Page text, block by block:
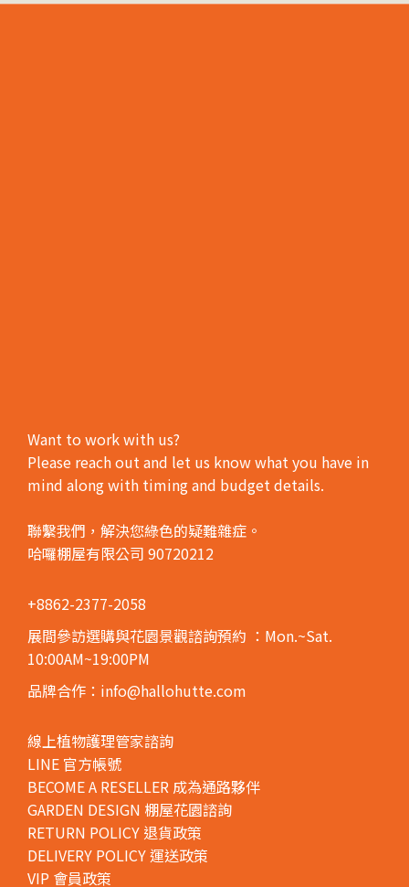
Want to work with us?
Please reach out and let us know what you have in
mind along with timing and budget details.
聯繫我們，解決您綠色的疑難雜症。
哈囉棚屋有限公司 90720212
+8862-2377-2058
展間參訪選購與花園景觀諮詢預約 ：Mon.~Sat.
10:00AM~19:00PM
品牌合作：info@hallohutte.com
線上植物護理管家諮詢
LINE 官方帳號
BECOME A RESELLER 成為通路夥伴
GARDEN DESIGN 棚屋花園諮詢
RETURN POLICY 退貨政策
DELIVERY POLICY 運送政策
VIP 會員政策